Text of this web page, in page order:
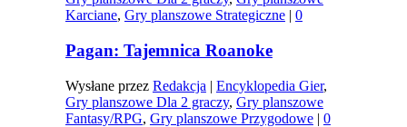
Karciane, Gry planszowe Strategiczne| 0
Pagan: Tajemnica Roanoke
Wysłane przez Redakcja | Encyklopedia Gier,
Gry planszowe Dla 2 graczy, Gry planszowe
Fantasy/RPG, Gry planszowe Przygodowe| 0